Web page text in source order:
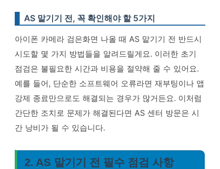
AS 맡기기 전, 꼭 확인해야 할 5가지
아이폰 카메라 검은화면 나올 때 AS 맡기기 전 반드시
시도할 몇 가지 방법들을 알려드릴게요. 이러한 초기
점검은 불필요한 시간과 비용을 절약해 줄 수 있어요.
예를 들어, 단순한 소프트웨어 오류라면 재부팅이나 앱
강제 종료만으로도 해결되는 경우가 많거든요. 이처럼
간단한 조치로 문제가 해결된다면 AS 센터 방문은 시
간 낭비가 될 수 있습니다.
2. AS 맡기기 전 필수 점검 사항